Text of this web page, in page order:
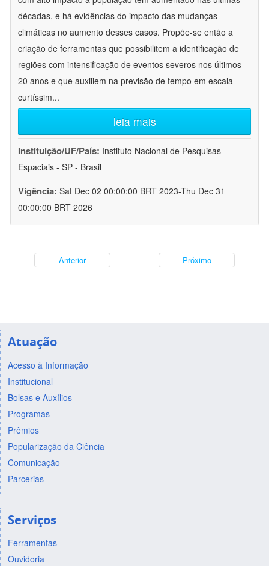
décadas, e há evidências do impacto das mudanças
climáticas no aumento desses casos. Propõe-se então a
criação de ferramentas que possibilitem a identificação de
regiões com intensificação de eventos severos nos últimos
20 anos e que auxiliem na previsão de tempo em escala
curtíssim...
leia mais
Instituição/UF/País: Instituto Nacional de Pesquisas
Espaciais - SP - Brasil
Vigência: Sat Dec 02 00:00:00 BRT 2023-Thu Dec 31
00:00:00 BRT 2026
Anterior Próximo
Atuação
Acesso à Informação
Institucional
Bolsas e Auxílios
Programas
Prêmios
Popularização da Ciência
Comunicação
Parcerias
Serviços
Ferramentas
Ouvidoria